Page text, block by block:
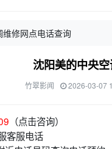
修网点电话查询
沈阳美的中央
竹翠影闻 2026-03-07
（点击咨询）
客服电话